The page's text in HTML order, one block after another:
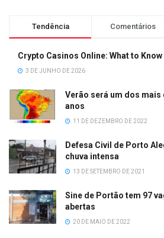
Tendência Comentários
Crypto Casinos Online: What to Know
3 DE JUNHO DE 2026
Verão será um dos
anos
11 DE DEZEMBRO DE 2022
Defesa Civil de Porto
chuva intensa
13 DE SETEMBRO DE 2021
Sine de Portão tem 97
abertas
20 DE MAIO DE 2022